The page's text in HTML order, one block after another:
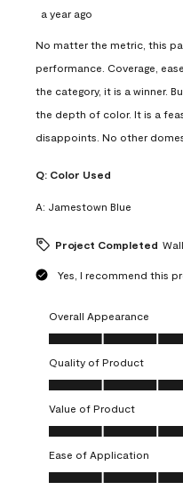
a year ago
No matter the metric, this
performance. Coverage,
the category, it is a winner.
the depth of color. It is a
disappoints. No other
Q: Color Used
A: Jamestown Blue
Project Completed
Yes, I recommend this
Overall Appearance
Overall Appearance, 5.0
Quality of Product
Quality of Product, 5.0
Value of Product
Value of Product, 5.0 out
Ease of Application
Ease of Application, 4.0